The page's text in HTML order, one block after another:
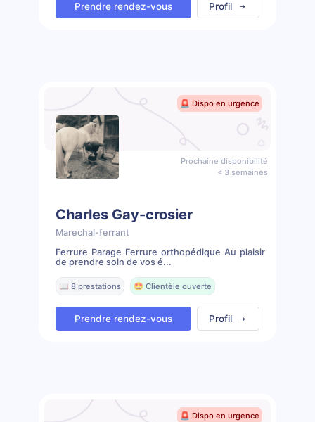
Prendre rendez-vous Profil
🚨 Dispo en urgence
Prochaine disponibilité
< 3 semaines
Charles Gay-crosier
Marechal-ferrant
Ferrure Parage Ferrure orthopédique Au plaisir
de prendre soin de vos é...
📖 8 prestations 🤩 Clientèle ouverte
Prendre rendez-vous Profil
🚨 Dispo en urgence